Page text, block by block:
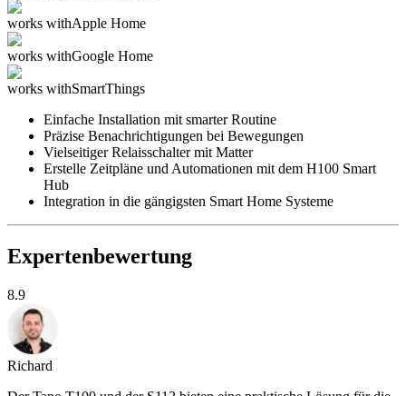
works withApple Home
works withGoogle Home
works withSmartThings
Einfache Installation mit smarter Routine
Präzise Benachrichtigungen bei Bewegungen
Vielseitiger Relaisschalter mit Matter
Erstelle Zeitpläne und Automationen mit dem H100 Smart
Hub
Integration in die gängigsten Smart Home Systeme
Expertenbewertung
8.9
Richard